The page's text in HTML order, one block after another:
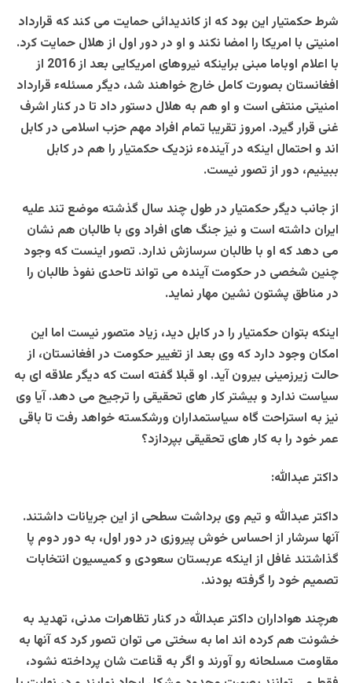
شرط حکمتیار این بود که از کاندیدائی حمایت می کند که قرارداد
امنیتی با امریکا را امضا نکند و او در دور اول از هلال حمایت کرد.
با اعلام اوباما مبنی براینکه نیروهای امریکایی بعد از 2016 از
افغانستان بصورت کامل خارج خواهند شد، دیگر مسئلهء قرارداد
امنیتی منتفی است و او هم به هلال دستور داد تا در کنار اشرف
غنی قرار گیرد. امروز تقریبا تمام افراد مهم حزب اسلامی در کابل
اند و احتمال اینکه در آیندهء نزدیک حکمتیار را هم در کابل
ببینیم، دور از تصور نیست.
از جانب دیگر حکمتیار در طول چند سال گذشته موضع تند علیه
ایران داشته است و نیز جنگ های افراد وی با طالبان هم نشان
می دهد که او با طالبان سرسازش ندارد. تصور اینست که وجود
چنین شخصی در حکومت آینده می تواند تاحدی نفوذ طالبان را
در مناطق پشتون نشین مهار نماید.
اینکه بتوان حکمتیار را در کابل دید، زیاد متصور نیست اما این
امکان وجود دارد که وی بعد از تغییر حکومت در افغانستان، از
حالت زیرزمینی بیرون آید. او قبلا گفته است که دیگر علاقه ای به
سیاست ندارد و بیشتر کار های تحقیقی را ترجیح می دهد. آیا وی
نیز به استراحت گاه سیاستمداران ورشکسته خواهد رفت تا باقی
عمر خود را به کار های تحقیقی بپردازد؟
داکتر عبدالله:
داکتر عبدالله و تیم وی برداشت سطحی از این جریانات داشتند.
آنها سرشار از احساس خوش پیروزی در دور اول، به دور دوم پا
گذاشتند غافل از اینکه عربستان سعودی و کمیسیون انتخابات
تصمیم خود را گرفته بودند.
هرچند هواداران داکتر عبدالله در کنار تظاهرات مدنی، تهدید به
خشونت هم کرده اند اما به سختی می توان تصور کرد که آنها به
مقاومت مسلحانه رو آورند و اگر به قناعت شان پرداخته نشود،